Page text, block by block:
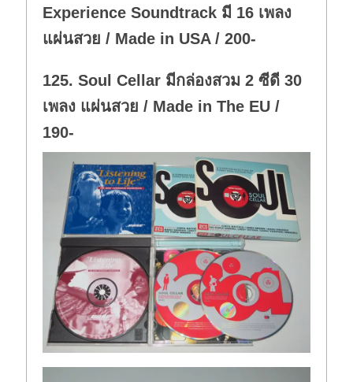
Experience Soundtrack มี 16 เพลง
แผ่นสวย / Made in USA / 200-
125. Soul Cellar มีกล่องสวม 2 ซีดี 30
เพลง แผ่นสวย / Made in The EU /
190-